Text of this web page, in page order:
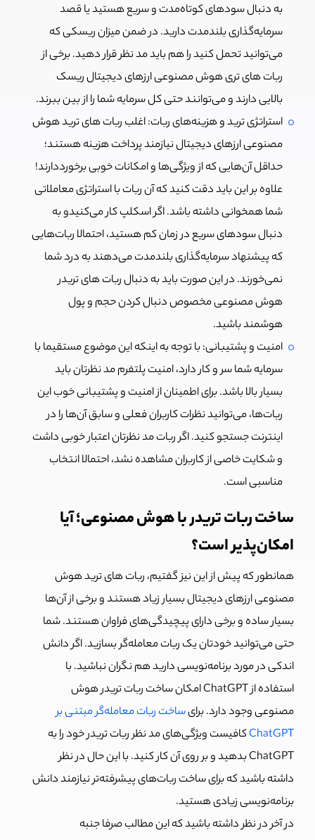
به دنبال سود‌های کوتاه‌مدت و سریع هستید یا قصد
سرمایه‌گذاری بلندمدت دارید. در ضمن میزان ریسکی که
می‌توانید تحمل کنید را هم باید مد نظر قرار دهید. برخی از
ربات های تری هوش مصنوعی ارزهای دیجیتال ریسک
بالایی دارند و می‌توانند حتی کل سرمایه شما را از بین ببرند.
استراتژی ترید و هزینه‌های ربات: اغلب ربات های ترید هوش
مصنوعی ارزهای دیجیتال نیازمند پرداخت هزینه هستند؛
حداقل آن‌هایی که از ویژگی‌ها و امکانات خوبی برخورددارند!
علاوه بر این باید دقت کنید که آن ربات با استراتژی معاملاتی
شما همخوانی داشته باشد. اگر اسکلپ کار می‌کنیدو به
دنبال سودهای سریع در زمان کم هستید، احتمالا ربات‌هایی
که پیشنهاد سرمایه‌گذاری بلندمدت می‌دهند به درد شما
نمی‌خورند. در این صورت باید به دنبال ربات‌ های تریدر
هوش مصنوعی مخصوص دنبال کردن حجم و پول‌
هوشمند باشید.
امنیت و پشتیبانی: با توجه به اینکه این موضوع مستقیما با
سرمایه شما سر و کار دارد، امنیت پلتفرم مد نظرتان باید
بسیار بالا باشد. برای اطمینان از امنیت و پشتیبانی خوب این
ربات‌ها، می‌توانید نظرات کاربران فعلی و سابق آن‌ها را در
اینترنت جستجو کنید. اگر ربات‌ مد نظرتان اعتبار خوبی داشت
و شکایت خاصی از کاربران مشاهده نشد، احتمالا انتخاب
مناسبی است.
ساخت ربات تریدر با هوش مصنوعی؛ آیا
امکان‌پذیر است؟
همانطور که پیش از این نیز گفتیم، ربات های ترید هوش
مصنوعی ارزهای دیجیتال بسیار زیاد هستند و برخی از آن‌ها
بسیار ساده و برخی دارای پیچیدگی‌های فراوان هستند. شما
حتی می‌توانید خودتان یک ربات معامله‌‌گر بسازید. اگر دانش
اندکی در مورد برنامه‌نویسی دارید هم نگران نباشید. با
استفاده از ChatGPT امکان ساخت ربات تریدر هوش
مصنوعی وجود دارد. برایساخت ربات معامله‌گر مبتنی بر
ChatGPTکافیست ویژگی‌های مد نظر ربات تریدر خود را به
ChatGPT بدهید و بر روی آن کار کنید. با این حال در نظر
داشته باشید که برای ساخت ربات‌های پیشرفته‌تر نیازمند دانش
برنامه‌نویسی زیادی هستید.
در آخر در نظر داشته باشید که این مطالب صرفا جنبه